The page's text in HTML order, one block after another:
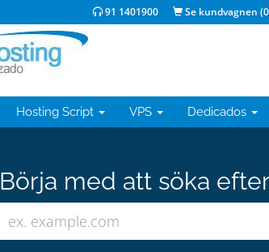
91 1401900 Se kundvagnen (0
Hosting Script VPS Dedicados
Börja med att söka